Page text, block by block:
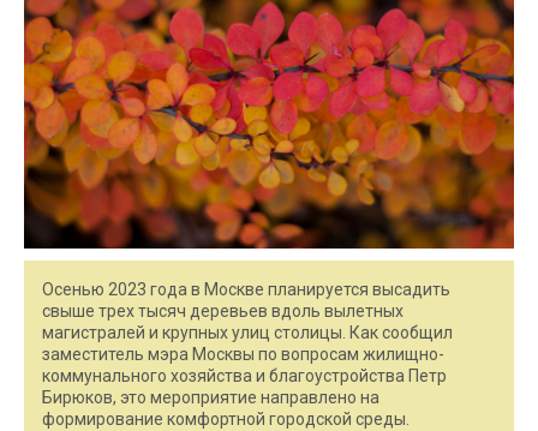
Осенью 2023 года в Москве планируется высадить
свыше трех тысяч деревьев вдоль вылетных
магистралей и крупных улиц столицы. Как сообщил
заместитель мэра Москвы по вопросам жилищно-
коммунального хозяйства и благоустройства Петр
Бирюков, это мероприятие направлено на
формирование комфортной городской среды.